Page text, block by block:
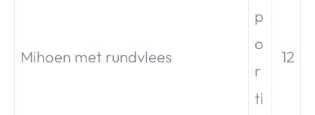
Mihoen met rundvlees
p
o
r
ti
12